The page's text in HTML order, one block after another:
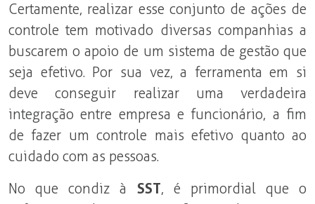
Certamente, realizar esse conjunto de ações de
controle tem motivado diversas companhias a
buscarem o apoio de um sistema de gestão que
seja efetivo. Por sua vez, a ferramenta em si
deve conseguir realizar uma verdadeira
integração entre empresa e funcionário, a fim
de fazer um controle mais efetivo quanto ao
cuidado com as pessoas.
No que condiz à SST, é primordial que o